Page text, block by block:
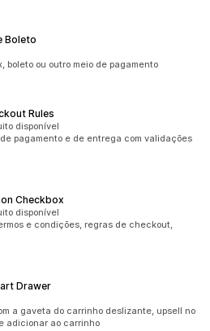
Boleto
boleto ou outro meio de pagamento
Rules
disponível
pagamento e de entrega com validações
Checkbox
disponível
e condições, regras de checkout,
Drawer
a gaveta do carrinho deslizante, upsell no
adicionar ao carrinho